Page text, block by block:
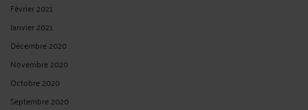
Février 2021
Janvier 2021
Décembre 2020
Novembre 2020
Octobre 2020
Septembre 2020